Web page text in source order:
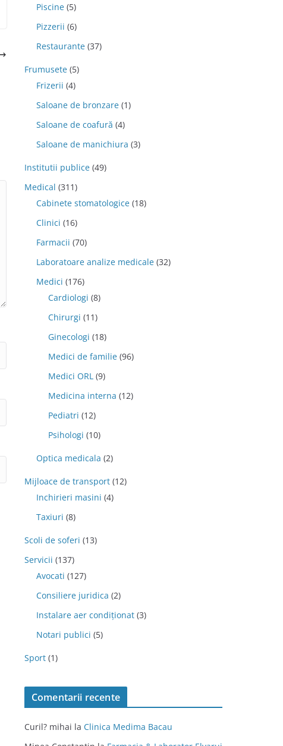
Piscine (5)
Pizzerii (6)
Restaurante (37)
Frumusete (5)
Frizerii (4)
Saloane de bronzare (1)
Saloane de coafură (4)
Saloane de manichiura (3)
Institutii publice (49)
Medical (311)
Cabinete stomatologice (18)
Clinici (16)
Farmacii (70)
Laboratoare analize medicale (32)
Medici (176)
Cardiologi (8)
Chirurgi (11)
Ginecologi (18)
Medici de familie (96)
Medici ORL (9)
Medicina interna (12)
Pediatri (12)
Psihologi (10)
Optica medicala (2)
Mijloace de transport (12)
Inchirieri masini (4)
Taxiuri (8)
Scoli de soferi (13)
Servicii (137)
Avocati (127)
Consiliere juridica (2)
Instalare aer condiționat (3)
Notari publici (5)
Sport (1)
Comentarii recente
Curil? mihai la Clinica Medima Bacau